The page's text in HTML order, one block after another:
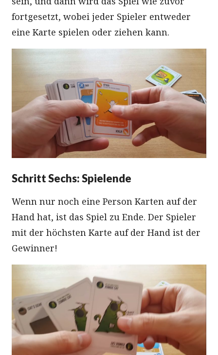
fortgesetzt, wobei jeder Spieler entweder
eine Karte spielen oder ziehen kann.
Schritt Sechs: Spielende
Wenn nur noch eine Person Karten auf der
Hand hat, ist das Spiel zu Ende. Der Spieler
mit der höchsten Karte auf der Hand ist der
Gewinner!